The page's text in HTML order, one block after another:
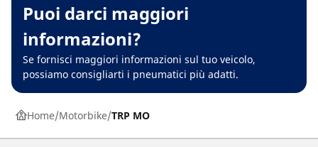
Puoi darci maggiori
informazioni?
Se fornisci maggiori informazioni sul tuo veicolo,
possiamo consigliarti i pneumatici più adatti.
Home Motorbike TRP MO